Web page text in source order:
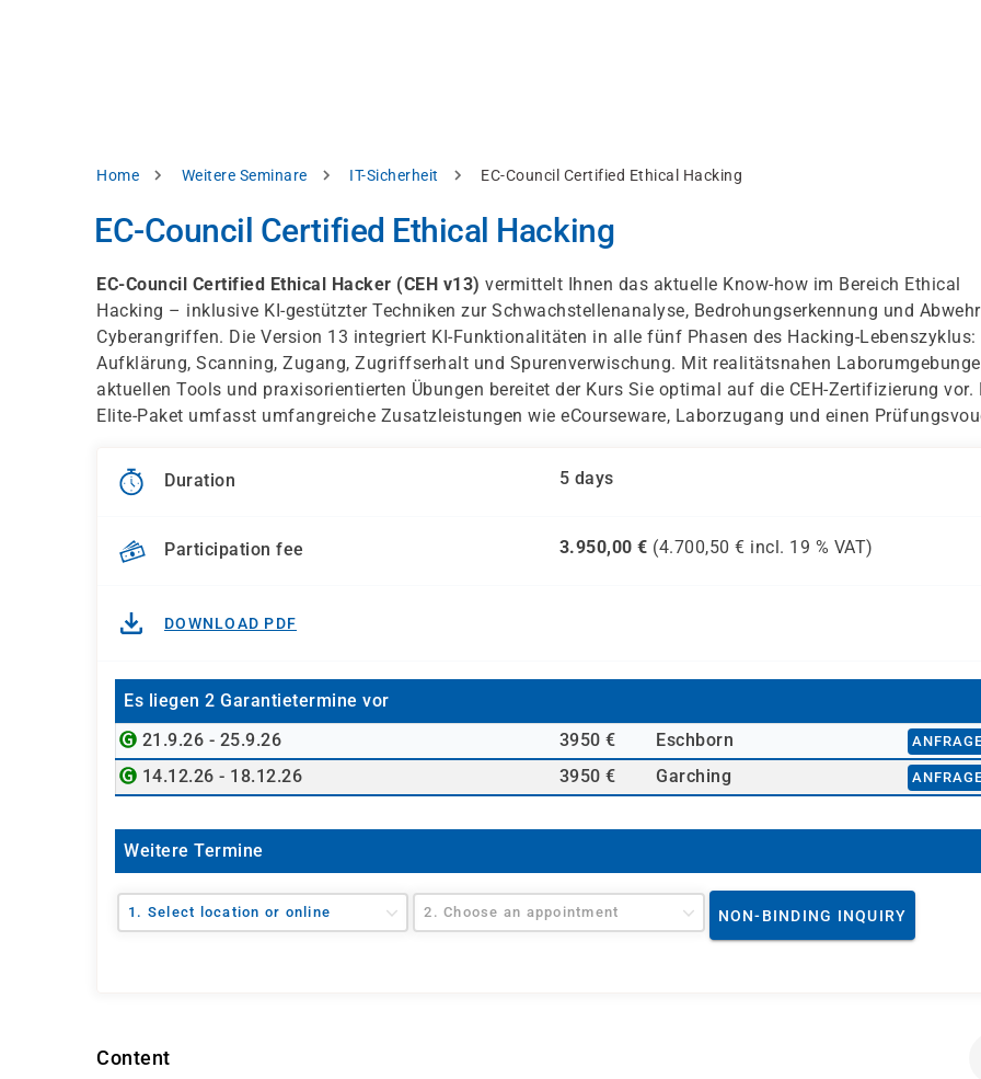
Breadcrumb
Home Weitere Seminare IT-Sicherheit EC-Council Certified Ethical Hacking
EC-Council Certified Ethical Hacking
EC-Council Certified Ethical Hacker (CEH v13) vermittelt Ihnen das aktuelle Know-how im Bereich Ethical
Hacking – inklusive KI-gestützter Techniken zur Schwachstellenanalyse, Bedrohungserkennung und
Cyberangriffen. Die Version 13 integriert KI-Funktionalitäten in alle fünf Phasen des Hacking-Lebenszyklus:
Aufklärung, Scanning, Zugang, Zugriffserhalt und Spurenverwischung. Mit realitätsnahen
aktuellen Tools und praxisorientierten Übungen bereitet der Kurs Sie optimal auf die CEH-Zertifizierung vor.
Elite-Paket umfasst umfangreiche Zusatzleistungen wie eCourseware, Laborzugang und einen
Duration 5 days
Participation fee 3.950,00 € (4.700,50 € incl. 19 % VAT)
DOWNLOAD PDF
Es liegen 2 Garantietermine vor
21.9.26 - 25.9.26
3950 € Eschborn
14.12.26 - 18.12.26 3950 € Garching
Weitere Termine
1. Select location or online 2. Choose an appointment NON-BINDING INQUIRY
Content